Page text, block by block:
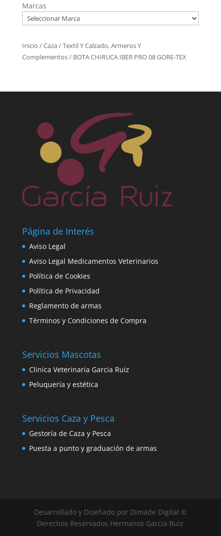
Marcas
Inicio /Caza/Textil Y Calzado, Armeros Y
Complementos/ BOTA CHIRUCA IBER PRO 08 GORE-TEX
Página de Interés
Aviso Legal
Aviso Legal Medicamentos Veterinarios
Política de Cookies
Política de Privacidad
Reglamento de armas
Términos y Condiciones de Compra
Servicios Mascotas
Clinica Veterinaria Garcia Ruiz
Peluquería y estética
Servicios Caza y Pesca
Gestoría de Caza y Pesca
Puesta a punto y graduación de armas
Desarrollado y Diseñado por Dimade Digital ©
Derechos Reservados Hermanos Garcia Ruiz